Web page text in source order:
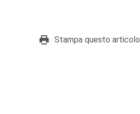
Stampa questo articolo